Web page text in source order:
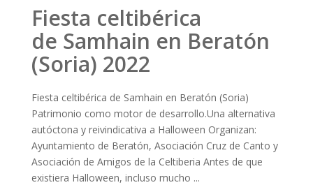
Fiesta celtibérica
de Samhain en Beratón
(Soria) 2022
Fiesta celtibérica de Samhain en Beratón (Soria)
Patrimonio como motor de desarrollo.Una alternativa
autóctona y reivindicativa a Halloween Organizan:
Ayuntamiento de Beratón, Asociación Cruz de Canto y
Asociación de Amigos de la Celtiberia Antes de que
existiera Halloween, incluso mucho ...